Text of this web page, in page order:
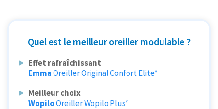
Quel est le meilleur oreiller modulable ?
Effet rafraîchissant
EmmaOreiller Original Confort Elite*
Meilleur choix
WopiloOreiller Wopilo Plus*